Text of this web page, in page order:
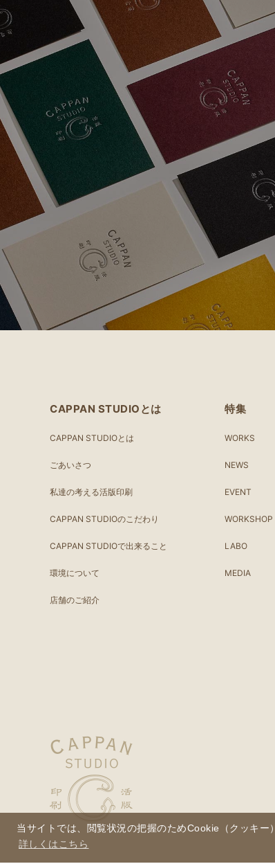
当サイトでは、閲覧状況の把握のためCookie（クッキ
詳しくはこちら
CAPPAN STUDIOとは
CAPPAN STUDIOとは
ごあいさつ
私達の考える活版印刷
CAPPAN STUDIOのこだわり
CAPPAN STUDIOで出来ること
環境について
店舗のご紹介
特集
WORKS
NEWS
EVENT
WORKSHOP
LABO
MEDIA